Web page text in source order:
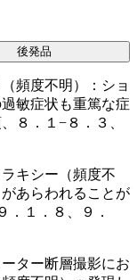
頻度不明）：ショ
敏症状も重篤な症
８．１−８．３、
キシー（頻度不
あらわれることが
．１．８、９．
ター断層撮影にお
後発品